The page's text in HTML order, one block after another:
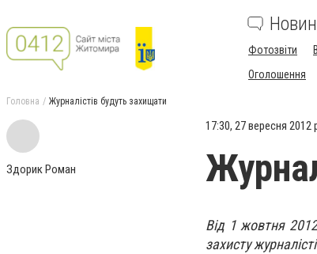
Фотозвіти
Оголошення
Головна Журналістів будуть захищати
Здорик Роман
17:30, 27 вересня 2012
Від 1 жовтня
захисту